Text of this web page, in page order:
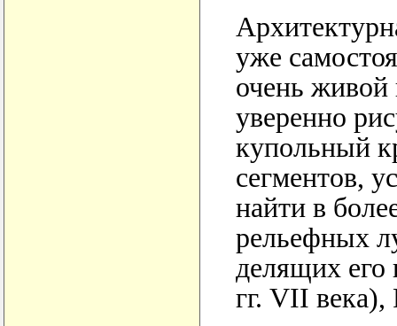
уже
очень
уверенно
купольный
сегментов,
найти в
рельефных
делящих его
гг. VII